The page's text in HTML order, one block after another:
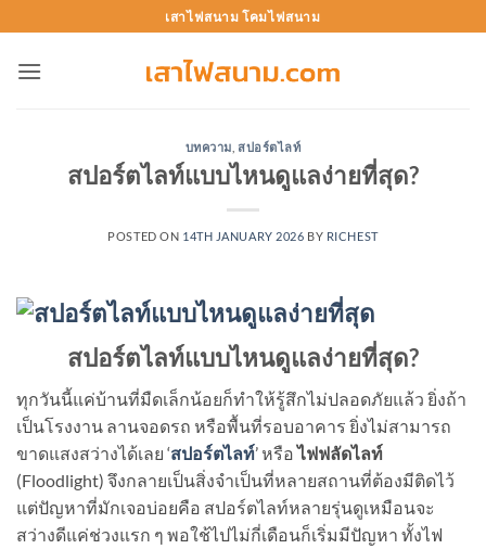
to
content
เสาไฟสนาม โคมไฟสนาม
บทความ สปอร์ตไลท์
สปอร์ตไลท์แบบไหนดูแลง่ายที่สุด?
POSTED ON 14TH JANUARY 2026 BY RICHEST
สปอร์ตไลท์แบบไหนดูแลง่ายที่สุด?
ทุกวันนี้แค่บ้านที่มืดเล็กน้อยก็ทำให้รู้สึกไม่ปลอดภัยแล้ว ยิ่งถ้า
เป็นโรงงาน ลานจอดรถ หรือพื้นที่รอบอาคาร ยิ่งไม่สามารถ
ขาดแสงสว่างได้เลย ‘สปอร์ตไลท์’ หรือไฟฟลัดไลท์
(Floodlight) จึงกลายเป็นสิ่งจำเป็นที่หลายสถานที่ต้องมีติดไว้
แต่ปัญหาที่มักเจอบ่อยคือ สปอร์ตไลท์หลายรุ่นดูเหมือนจะ
สว่างดีแค่ช่วงแรก ๆ พอใช้ไปไม่กี่เดือนก็เริ่มมีปัญหา ทั้งไฟ